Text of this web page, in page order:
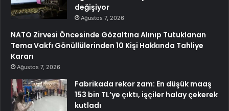
değişiyor
Ağustos 7, 2026
NATO Zirvesi Öncesinde Gözaltına Alınıp Tutuklanan
Tema Vakfı Gönüllülerinden 10 Kişi Hakkında Tahliye
Kararı
Ağustos 7, 2026
Fabrikada rekor zam: En düşük maaş
153 bin TL’ye çıktı, işçiler halay çekerek
kutladı